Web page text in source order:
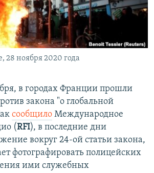
КРЫМА
28 ноября 2020 года
в городах Франции прошли
закона "о глобальной
сообщило Международное
(RFI), в последние дни
вокруг 24-ой статьи закона,
фотографировать полицейских
ими служебных